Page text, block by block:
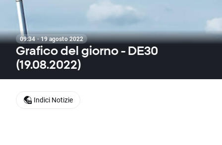
09:34 · 19 agosto 2022
Grafico del giorno - DE30
(19.08.2022)
Indici Notizie